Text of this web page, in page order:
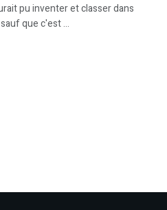
pu inventer et classer dans
que c'est ...